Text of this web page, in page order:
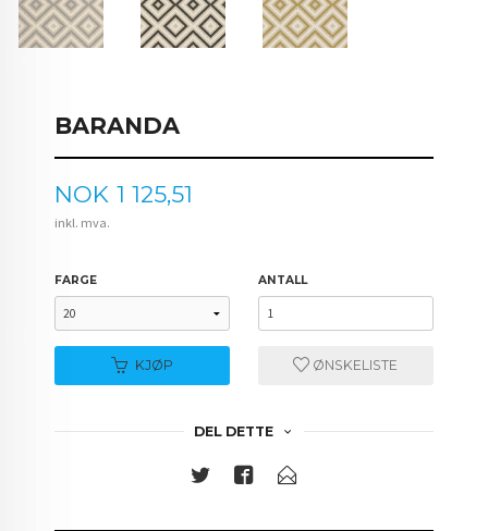
BARANDA
Pris
NOK 1 125,51
inkl. mva.
FARGE ANTALL
KJØP ØNSKELISTE
DEL DETTE